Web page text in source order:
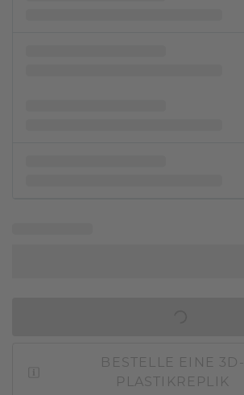
BESTELLE EINE 3D-
PLASTIKREPLIK